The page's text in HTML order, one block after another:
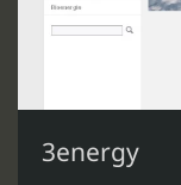
3energy